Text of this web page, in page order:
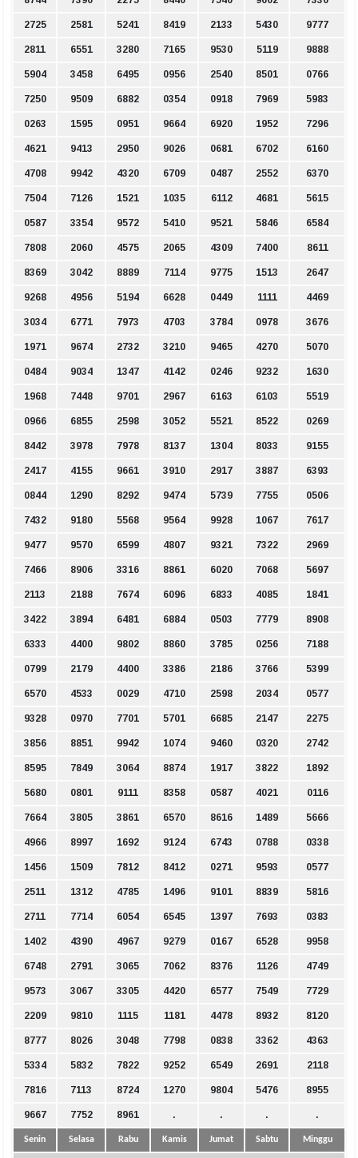
2725 2581 5241 8419 2133 5430 9777
2811 6551 3280 7165 9530 5119 9888
5904 3458 6495 0956 2540 8501 0766
7250 9509 6882 0354 0918 7969 5983
0263 1595 0951 9664 6920 1952 7296
4621 9413 2950 9026 0681 6702 6160
4708 9942 4320 6709 0487 2552 6370
7504 7126 1521 1035 6112 4681 5615
0587 3354 9572 5410 9521 5846 6584
7808 2060 4575 2065 4309 7400 8611
8369 3042 8889 7114 9775 1513 2647
9268 4956 5194 6628 0449 1111 4469
3034 6771 7973 4703 3784 0978 3676
1971 9674 2732 3210 9465 4270 5070
0484 9034 1347 4142 0246 9232 1630
1968 7448 9701 2967 6163 6103 5519
0966 6855 2598 3052 5521 8522 0269
8442 3978 7978 8137 1304 8033 9155
2417 4155 9661 3910 2917 3887 6393
0844 1290 8292 9474 5739 7755 0506
7432 9180 5568 9564 9928 1067 7617
9477 9570 6599 4807 9321 7322 2969
7466 8906 3316 8861 6020 7068 5697
2113 2188 7674 6096 6833 4085 1841
3422 3894 6481 6884 0503 7779 8908
6333 4400 9802 8860 3785 0256 7188
0799 2179 4400 3386 2186 3766 5399
6570 4533 0029 4710 2598 2034 0577
9328 0970 7701 5701 6685 2147 2275
3856 8851 9942 1074 9460 0320 2742
8595 7849 3064 8874 1917 3822 1892
5680 0801 9111 8358 0587 4021 0116
7664 3805 3861 6570 8616 1489 5666
4966 8997 1692 9124 6743 0788 0338
1456 1509 7812 8412 0271 9593 0577
2511 1312 4785 1496 9101 8839 5816
2711 7714 6054 6545 1397 7693 0383
1402 4390 4967 9279 0167 6528 9958
6748 2791 3065 7062 8376 1126 4749
9573 3067 3305 4420 6577 7549 7729
2209 9810 1115 1181 4478 8932 8120
8777 8026 3048 7798 0838 3362 4363
5334 5832 7822 9252 6549 2691 2118
7816 7113 8724 1270 9804 5476 8955
9667 7752 8961 . . . .
Senin Selasa Rabu Kamis Jumat Sabtu Minggu